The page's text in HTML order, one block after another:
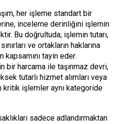
her işleme standart bir
inceleme derinliğini işlemin
Bu doğrultuda; işlemin tutarı,
ve ortakların haklarına
tayin eder.
bir harcama ile taşınmaz devri,
tutarlı hizmet alımları veya
işlemler aynı kategoride
sadece adlandırmaktan